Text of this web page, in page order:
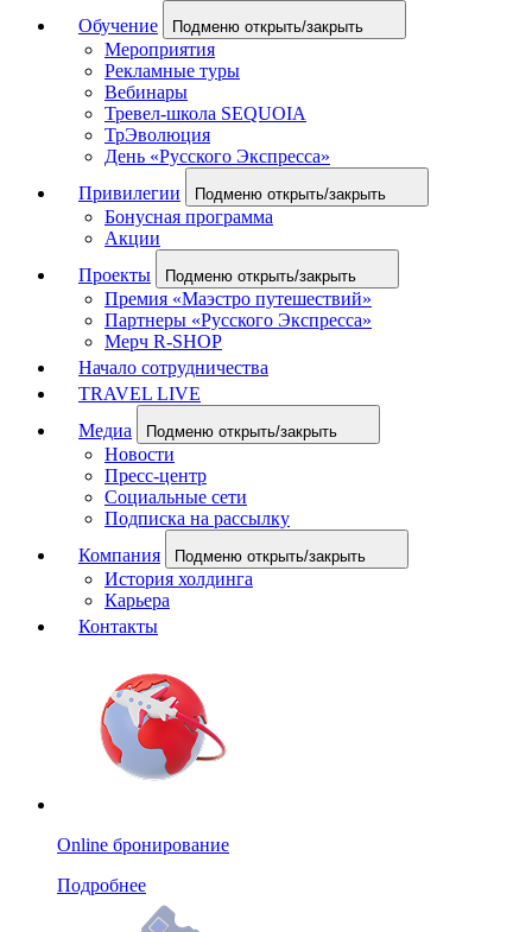
Обучение
Подменю открыть/закрыть
Мероприятия
Рекламные туры
Вебинары
Тревел-школа SEQUOIA
ТрЭволюция
День «Русского Экспресса»
Привилегии
Подменю открыть/закрыть
Бонусная программа
Акции
Проекты
Подменю открыть/закрыть
Премия «Маэстро путешествий»
Партнеры «Русского Экспресса»
Мерч R-SHOP
Начало сотрудничества
TRAVEL LIVE
Медиа
Подменю открыть/закрыть
Новости
Пресс-центр
Социальные сети
Подписка на рассылку
Компания
Подменю открыть/закрыть
История холдинга
Карьера
Контакты
Online бронирование
Подробнее